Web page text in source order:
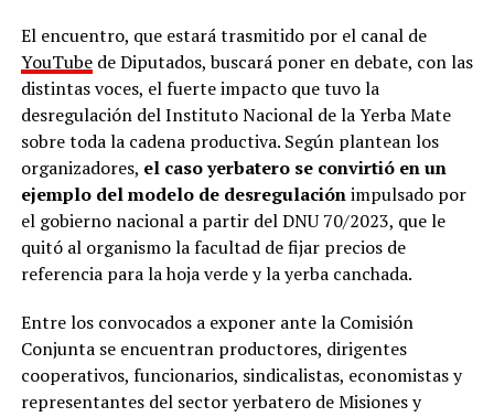
El encuentro, que estará trasmitido por el canal de
YouTubede Diputados, buscará poner en debate, con las
distintas voces, el fuerte impacto que tuvo la
desregulación del Instituto Nacional de la Yerba Mate
sobre toda la cadena productiva. Según plantean los
organizadores, el caso yerbatero se convirtió en un
ejemplo del modelo de desregulaciónimpulsado por
el gobierno nacional a partir del DNU 70/2023, que le
quitó al organismo la facultad de fijar precios de
referencia para la hoja verde y la yerba canchada.
Entre los convocados a exponer ante la Comisión
Conjunta se encuentran productores, dirigentes
cooperativos, funcionarios, sindicalistas, economistas y
representantes del sector yerbatero de Misiones y